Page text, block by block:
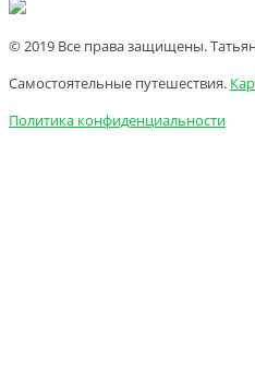
© 2019 Все права защищены.
Самостоятельные путешествия.
Политика конфиденциальности